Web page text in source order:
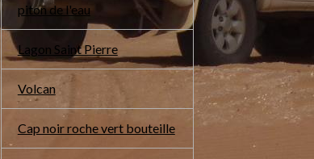
piton de l'eau
Lagon Saint Pierre
Volcan
Cap noir roche vert bouteille